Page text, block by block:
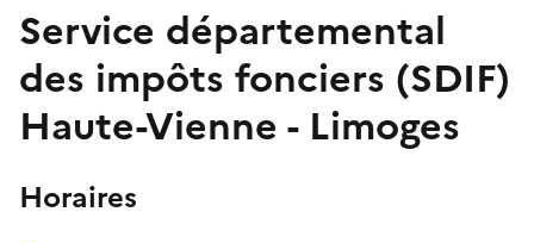
Service départemental
des impôts fonciers (SDIF)
Haute-Vienne - Limoges
Horaires